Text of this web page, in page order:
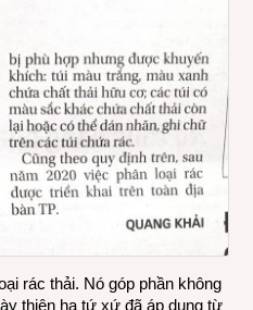
rác thải. Nó góp phần không
thiên hạ tứ xứ đã áp dụng từ